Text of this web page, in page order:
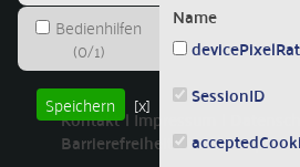
Kontakt Impressum
Barrierefreiheit Leichte
Bedienhilfen
(0/1)
Speichern
[x]
Name
SessionID